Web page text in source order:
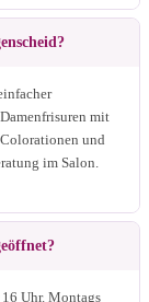
mit
und
im Salon.
Uhr. Montags